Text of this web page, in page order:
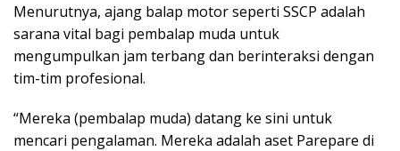
Menurutnya, ajang balap motor seperti SSCP adalah
sarana vital bagi pembalap muda untuk
mengumpulkan jam terbang dan berinteraksi dengan
tim-tim profesional.
“Mereka (pembalap muda) datang ke sini untuk
mencari pengalaman. Mereka adalah aset Parepare di